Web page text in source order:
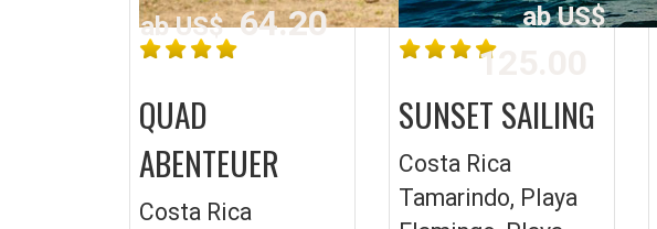
ab US$64.20
QUAD
ABENTEUER
Costa Rica
ab US$
125.00
SUNSET SAILING
Costa Rica
Tamarindo, Playa